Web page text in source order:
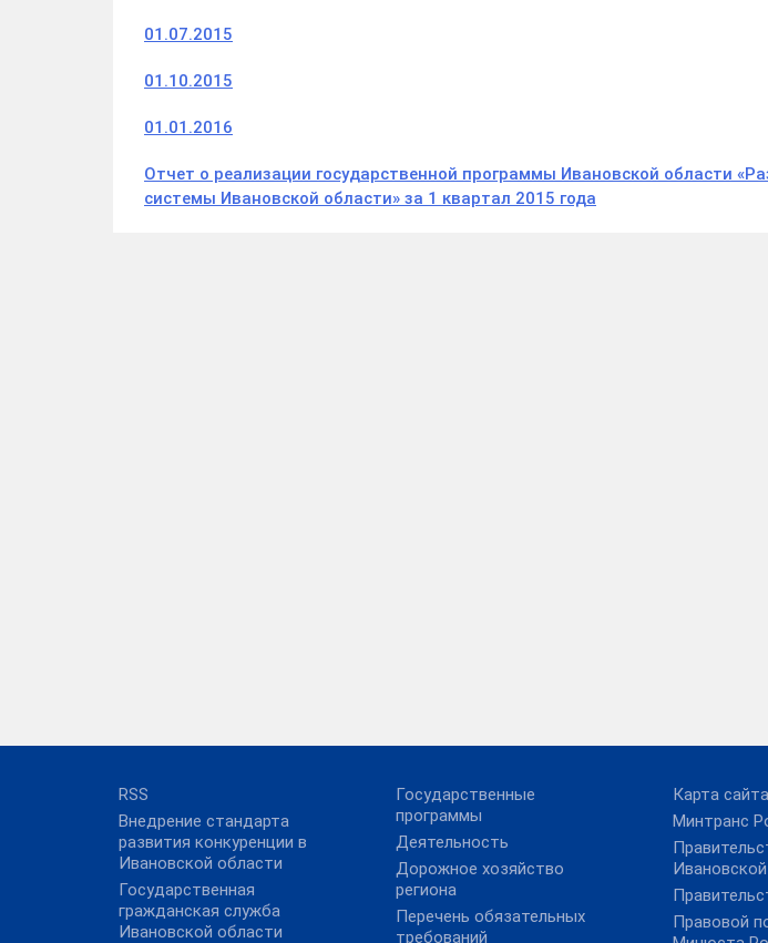
01.07.2015
01.10.2015
01.01.2016
Отчет о реализации государственной программы Ивановской области
системы Ивановской области» за 1 квартал 2015 года
RSS
Внедрение стандарта
развития конкуренции в
Ивановской области
Государственная
гражданская служба
Ивановской области
Государственные
программы
Деятельность
Дорожное хозяйство
региона
Перечень обязательных
требований
Карта сайта
Минтранс
Правовой